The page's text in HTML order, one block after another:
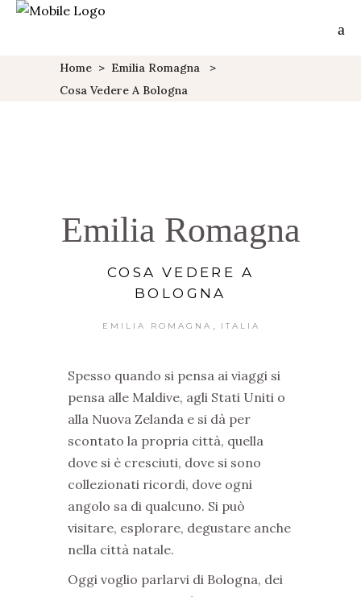
Home > Emilia Romagna
>
Cosa Vedere A Bologna
Emilia Romagna
COSA VEDERE A
BOLOGNA
EMILIA ROMAGNA ITALIA
Spesso quando si pensa ai viaggi si
pensa alle Maldive, agli Stati Uniti o
alla Nuova Zelanda e si dà per
scontato la propria città, quella
dove si è cresciuti, dove si sono
collezionati ricordi, dove ogni
angolo sa di qualcuno. Si può
visitare, esplorare, degustare anche
nella città natale.
Oggi voglio parlarvi di Bologna, dei